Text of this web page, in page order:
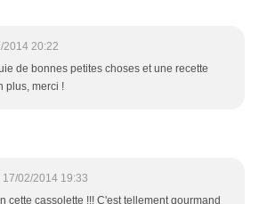
2014 20:22
de bonnes petites choses et une recette
plus, merci !
17/02/2014 19:33
cette cassolette !!! C'est tellement gourmand